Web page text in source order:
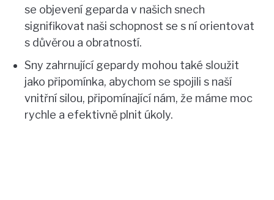
se objevení geparda v našich snech
signifikovat naši schopnost se s ní orientovat
s důvěrou a obratností.
Sny zahrnující gepardy mohou také sloužit
jako připomínka, abychom se spojili s naší
vnitřní silou, připomínající nám, že máme moc
rychle a efektivně plnit úkoly.